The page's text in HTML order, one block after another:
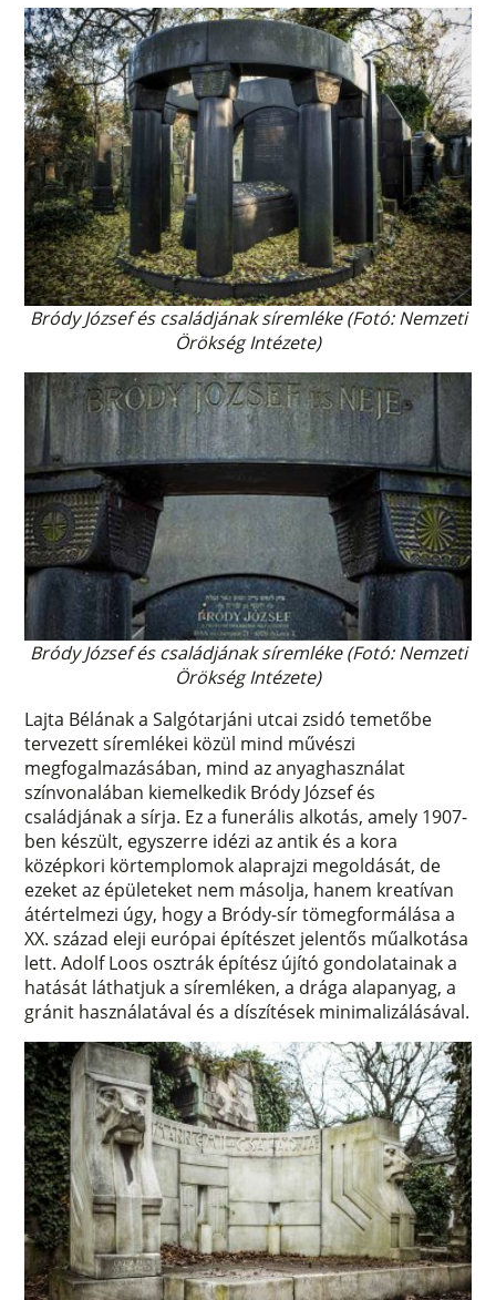
Bródy József és családjának síremléke (Fotó: Nemzeti
Örökség Intézete)
Bródy József és családjának síremléke (Fotó: Nemzeti
Örökség Intézete)
Lajta Bélának a Salgótarjáni utcai zsidó temetőbe
tervezett síremlékei közül mind művészi
megfogalmazásában, mind az anyaghasználat
színvonalában kiemelkedik Bródy József és
családjának a sírja. Ez a funerális alkotás, amely 1907-
ben készült, egyszerre idézi az antik és a kora
középkori körtemplomok alaprajzi megoldását, de
ezeket az épületeket nem másolja, hanem kreatívan
átértelmezi úgy, hogy a Bródy-sír tömegformálása a
XX. század eleji európai építészet jelentős műalkotása
lett. Adolf Loos osztrák építész újító gondolatainak a
hatását láthatjuk a síremléken, a drága alapanyag, a
gránit használatával és a díszítések minimalizálásával.